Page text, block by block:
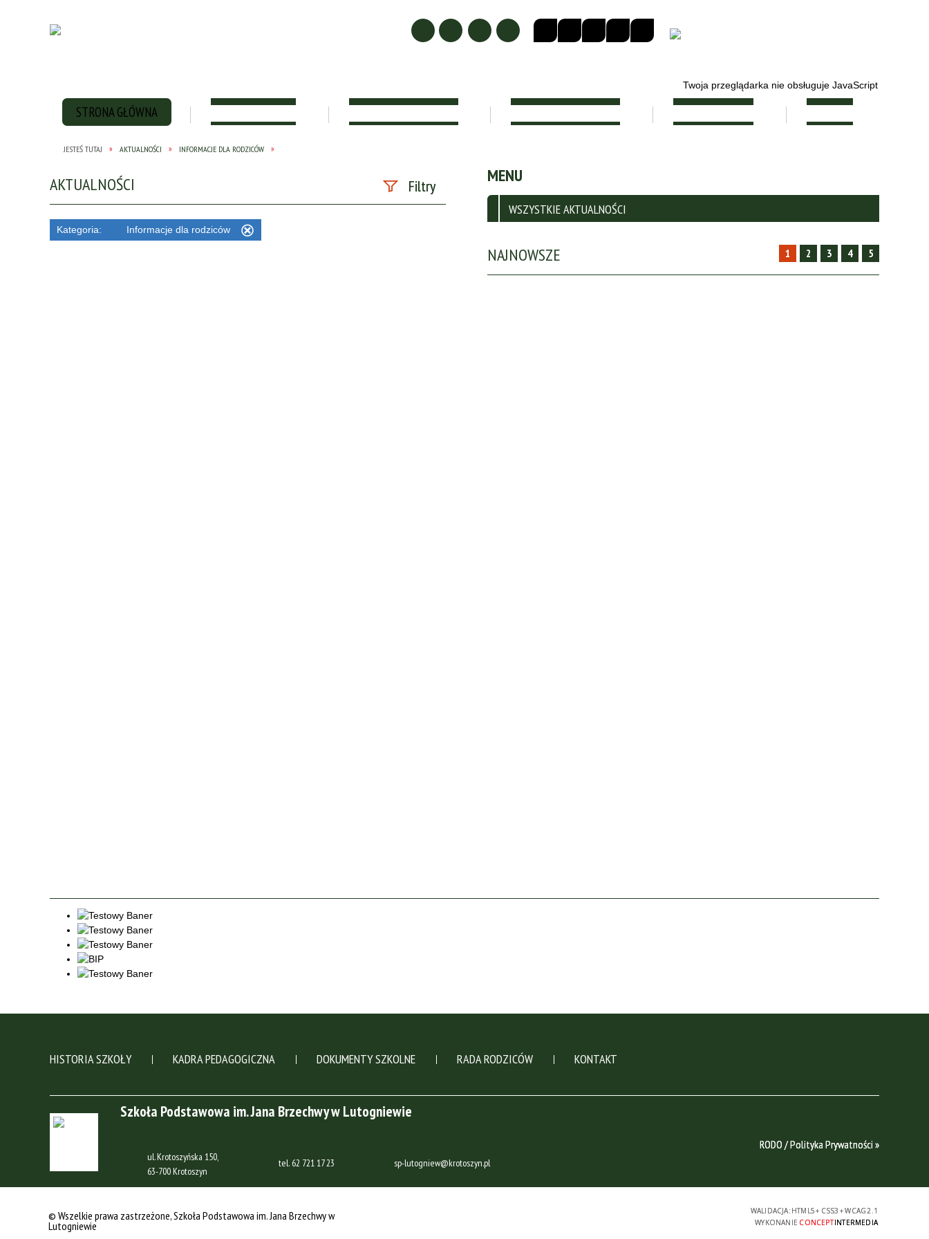
Twoja przeglądarka nie obsługuje JavaScript
STRONA GŁÓWNA
JESTEŚ TUTAJ AKTUALNOŚCI INFORMACJE DLA RODZICÓW
AKTUALNOŚCI Filtry
Kategoria: Informacje dla rodziców
MENU
WSZYSTKIE AKTUALNOŚCI
NAJNOWSZE 1 2 3 4 5
HISTORIA SZKOŁY KADRA PEDAGOGICZNA DOKUMENTY SZKOLNE RADA RODZICÓW KONTAKT
Szkoła Podstawowa im. Jana Brzechwy w Lutogniewie
ul. Krotoszyńska 150,
63-700 Krotoszyn
tel. 62 721 17 23 sp-lutogniew@krotoszyn.pl
RODO / Polityka Prywatności »
© Wszelkie prawa zastrzeżone, Szkoła Podstawowa im. Jana Brzechwy w
Lutogniewie
WALIDACJA: HTML5+ CSS3 +WCAG 2.1
WYKONANIE CONCEPTINTERMEDIA